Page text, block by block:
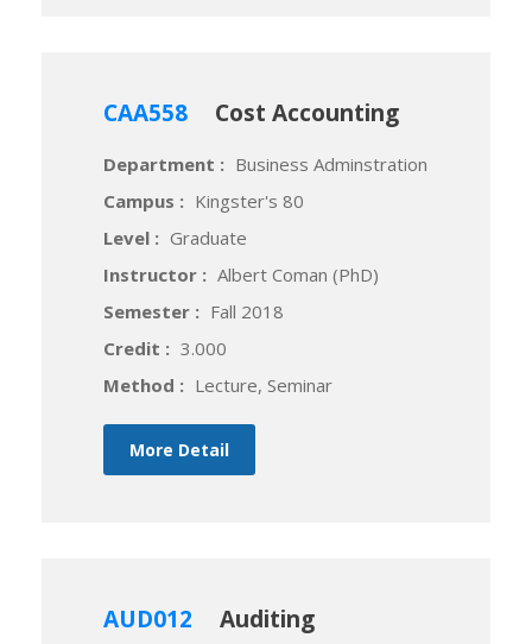
CAA558 Cost Accounting
Department : Business Adminstration
Campus : Kingster's 80
Level : Graduate
Instructor : Albert Coman (PhD)
Semester : Fall 2018
Credit : 3.000
Method : Lecture, Seminar
More Detail
AUD012 Auditing